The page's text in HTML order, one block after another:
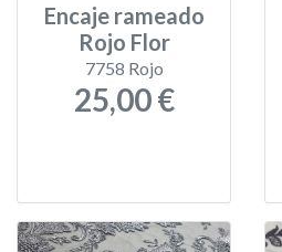
Encaje rameado
Rojo Flor
7758 Rojo
25,00 €